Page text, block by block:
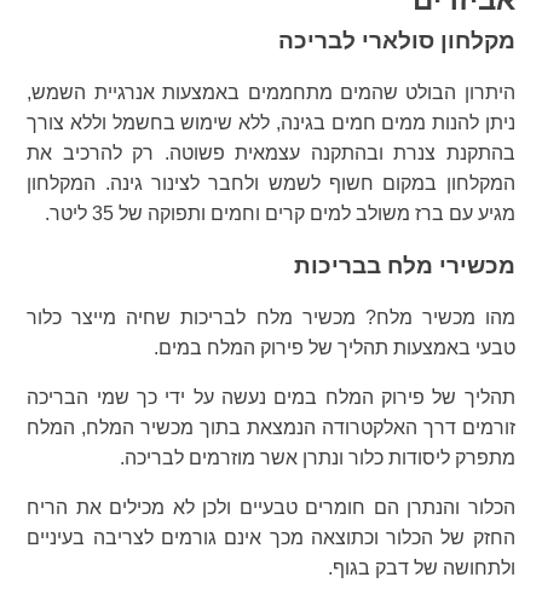
מקלחון סולארי לבריכה
היתרון הבולט שהמים מתחממים באמצעות אנרגיית השמש,
ניתן להנות ממים חמים בגינה, ללא שימוש בחשמל וללא צורך
בהתקנת צנרת ובהתקנה עצמאית פשוטה. רק להרכיב את
המקלחון במקום חשוף לשמש ולחבר לצינור גינה. המקלחון
מגיע עם ברז משולב למים קרים וחמים ותפוקה של 35 ליטר.
מכשירי מלח בבריכות
מהו מכשיר מלח? מכשיר מלח לבריכות שחיה מייצר כלור
טבעי באמצעות תהליך של פירוק המלח במים.
תהליך של פירוק המלח במים נעשה על ידי כך שמי הבריכה
זורמים דרך האלקטרודה הנמצאת בתוך מכשיר המלח, המלח
מתפרק ליסודות כלור ונתרן אשר מוזרמים לבריכה.
הכלור והנתרן הם חומרים טבעיים ולכן לא מכילים את הריח
החזק של הכלור וכתוצאה מכך אינם גורמים לצריבה בעיניים
ולתחושה של דבק בגוף.